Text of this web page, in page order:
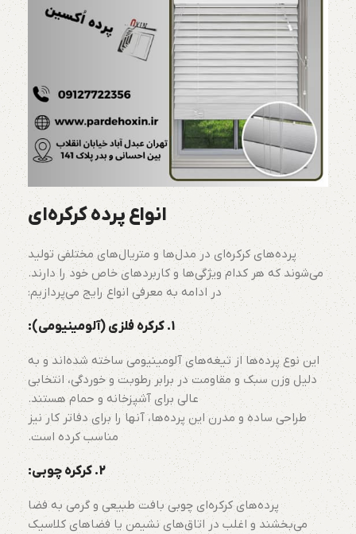
انواع پرده کرکره‌ای
پرده‌های کرکره‌ای در مدل‌ها و متریال‌های مختلفی تولید
می‌شوند که هر کدام ویژگی‌ها و کاربردهای خاص خود را دارند.
در ادامه به معرفی انواع رایج می‌پردازیم:
1. کرکره فلزی (آلومینیومی):
این نوع پرده‌ها از تیغه‌های آلومینیومی ساخته شده‌اند و به
دلیل وزن سبک و مقاومت در برابر رطوبت و خوردگی، انتخابی
عالی برای آشپزخانه و حمام هستند.
طراحی ساده و مدرن این پرده‌ها، آنها را برای دفاتر کار نیز
مناسب کرده است.
2. کرکره چوبی:
پرده‌های کرکره‌ای چوبی بافت طبیعی و گرمی به فضا
می‌بخشند و اغلب در اتاق‌های نشیمن یا فضاهای کلاسیک